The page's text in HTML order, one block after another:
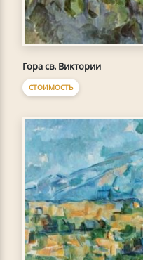
Гора св. Виктории
СТОИМОСТЬ